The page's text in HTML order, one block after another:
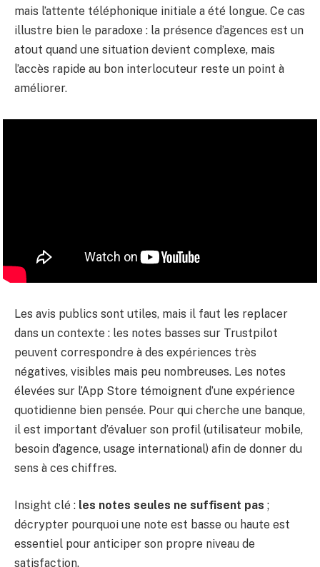
mais l’attente téléphonique initiale a été longue. Ce cas
illustre bien le paradoxe : la présence d’agences est un
atout quand une situation devient complexe, mais
l’accès rapide au bon interlocuteur reste un point à
améliorer.
Les avis publics sont utiles, mais il faut les replacer
dans un contexte : les notes basses sur Trustpilot
peuvent correspondre à des expériences très
négatives, visibles mais peu nombreuses. Les notes
élevées sur l’App Store témoignent d’une expérience
quotidienne bien pensée. Pour qui cherche une banque,
il est important d’évaluer son profil (utilisateur mobile,
besoin d’agence, usage international) afin de donner du
sens à ces chiffres.
Insight clé : les notes seules ne suffisent pas ;
décrypter pourquoi une note est basse ou haute est
essentiel pour anticiper son propre niveau de
satisfaction.